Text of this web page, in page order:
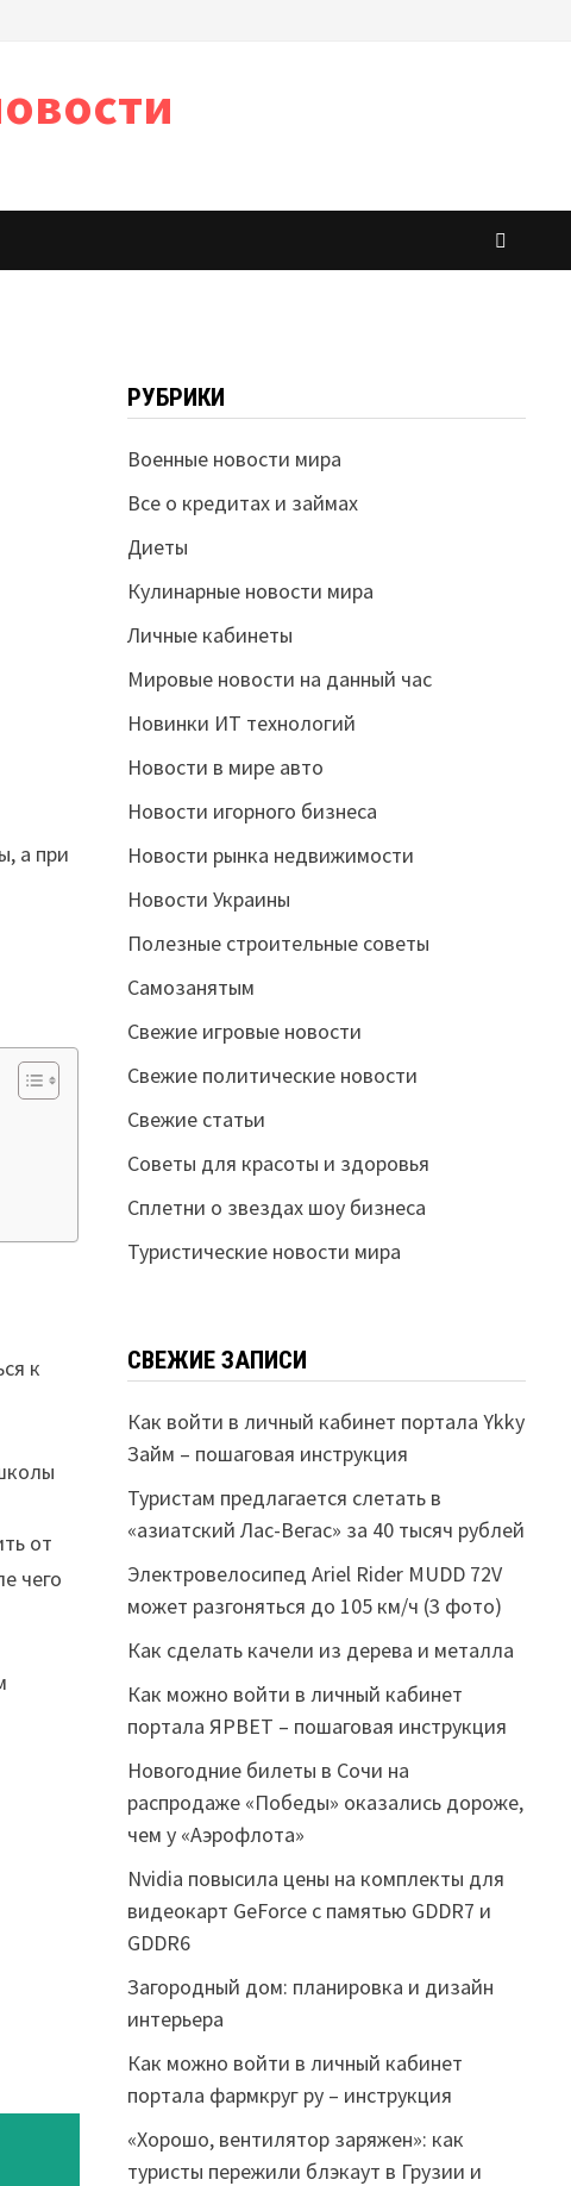
а при
к
от
чего
РУБРИКИ
Военные новости мира
Все о кредитах и займах
Диеты
Кулинарные новости мира
Личные кабинеты
Мировые новости на данный час
Новинки ИТ технологий
Новости в мире авто
Новости игорного бизнеса
Новости рынка недвижимости
Новости Украины
Полезные строительные советы
Самозанятым
Свежие игровые новости
Свежие политические новости
Свежие статьи
Советы для красоты и здоровья
Сплетни о звездах шоу бизнеса
Туристические новости мира
СВЕЖИЕ ЗАПИСИ
Как войти в личный кабинет портала Ykky
Займ – пошаговая инструкция
Туристам предлагается слетать в
«азиатский Лас-Вегас» за 40 тысяч рублей
Электровелосипед Ariel Rider MUDD 72V
может разгоняться до 105 км/ч (3 фото)
Как сделать качели из дерева и металла
Как можно войти в личный кабинет
портала ЯРВЕТ – пошаговая инструкция
Новогодние билеты в Сочи на
распродаже «Победы» оказались дороже,
чем у «Аэрофлота»
Nvidia повысила цены на комплекты для
видеокарт GeForce с памятью GDDR7 и
GDDR6
Загородный дом: планировка и дизайн
интерьера
Как можно войти в личный кабинет
портала фармкруг ру – инструкция
«Хорошо, вентилятор заряжен»: как
туристы пережили блэкаут в Грузии и